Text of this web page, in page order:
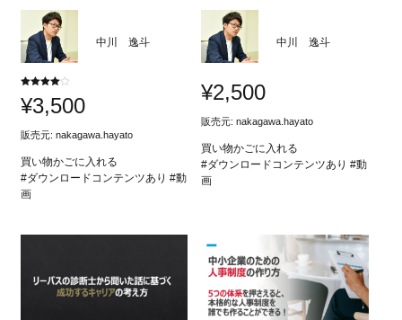
中川 逸斗
4.00
の評価
¥3,500
販売元: nakagawa.hayato
買い物かごに入れる
#ダウンロードコンテンツあり #動
画
中川 逸斗
¥2,500
販売元:nakagawa.hayato
買い物かごに入れる
#ダウンロードコンテンツあり #動
画